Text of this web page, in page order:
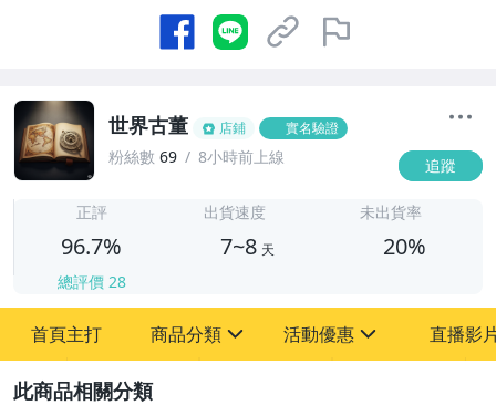
世界古董 店鋪 實名驗證
粉絲數 69 8小時前上線 追蹤
正評
96.7%
總評價 28
出貨速度
7~8 天
未出貨率
20%
首頁主打 商品分類
其它
活動優惠
[全店] 粉絲專享
直播影